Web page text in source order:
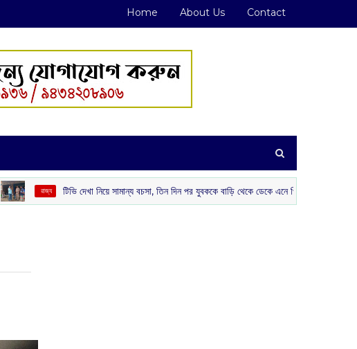
Home About Us Contact
টিভি দেখা নিয়ে সামান্য বচসা, তিন দিন পর যুবককে বাড়ি থেকে ডেকে এনে পিটিয়ে খুনের অভিযোগ গোপালনগরে